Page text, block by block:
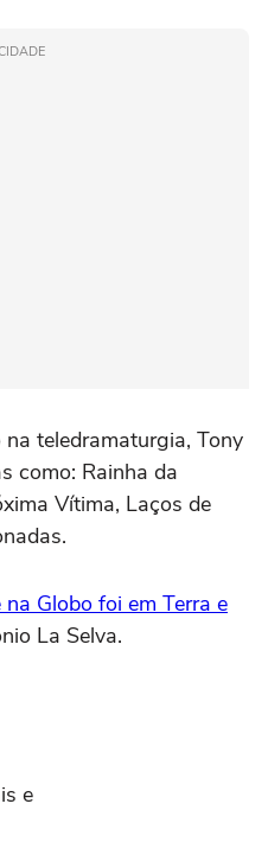
teledramaturgia, Tony
como: Rainha da
Vítima, Laços de
Globo foi em Terra e
La Selva.
e